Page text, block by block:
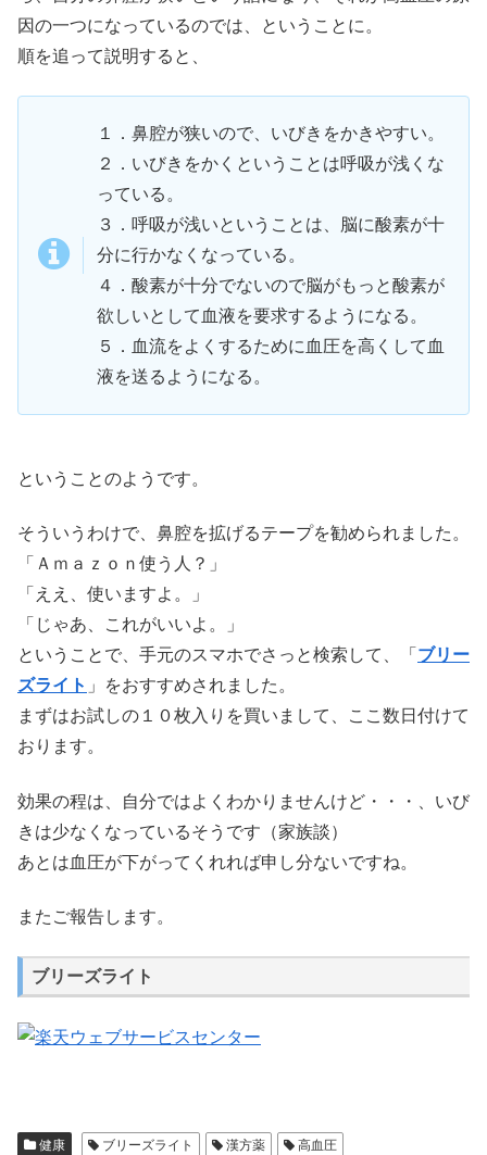
因の一つになっているのでは、ということに。
順を追って説明すると、
１．鼻腔が狭いので、いびきをかきやすい。
２．いびきをかくということは呼吸が浅くな
っている。
３．呼吸が浅いということは、脳に酸素が十
分に行かなくなっている。
４．酸素が十分でないので脳がもっと酸素が
欲しいとして血液を要求するようになる。
５．血流をよくするために血圧を高くして血
液を送るようになる。
ということのようです。
そういうわけで、鼻腔を拡げるテープを勧められました。
「Ａｍａｚｏｎ使う人？」
「ええ、使いますよ。」
「じゃあ、これがいいよ。」
ということで、手元のスマホでさっと検索して、「 ブリー
ズライト 」をおすすめされました。
まずはお試しの１０枚入りを買いまして、ここ数日付けて
おります。
効果の程は、自分ではよくわかりませんけど・・・、いび
きは少なくなっているそうです（家族談）
あとは血圧が下がってくれれば申し分ないですね。
またご報告します。
ブリーズライト
健康 ブリーズライト 漢方薬 高血圧